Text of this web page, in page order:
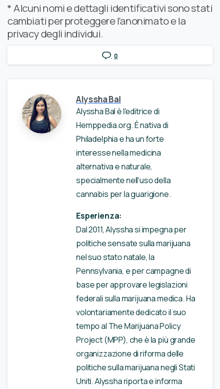
* Alcuni nomi e dettagli identificativi sono stati
cambiati per proteggere l’anonimato e la
privacy degli individui.
0
Alyssha Bal
Alyssha Bal è l'editrice di
Hemppedia.org. È nativa di
Philadelphia e ha un forte
interesse nella medicina
alternativa e naturale,
specialmente nell'uso della
cannabis per la guarigione.
Esperienza:
Dal 2011, Alyssha si impegna per
politiche sensate sulla marijuana
nel suo stato natale, la
Pennsylvania, e per campagne di
base per approvare legislazioni
federali sulla marijuana medica. Ha
volontariamente dedicato il suo
tempo al The Marijuana Policy
Project (MPP), che è la più grande
organizzazione di riforma delle
politiche sulla marijuana negli Stati
Uniti. Alyssha riporta e informa